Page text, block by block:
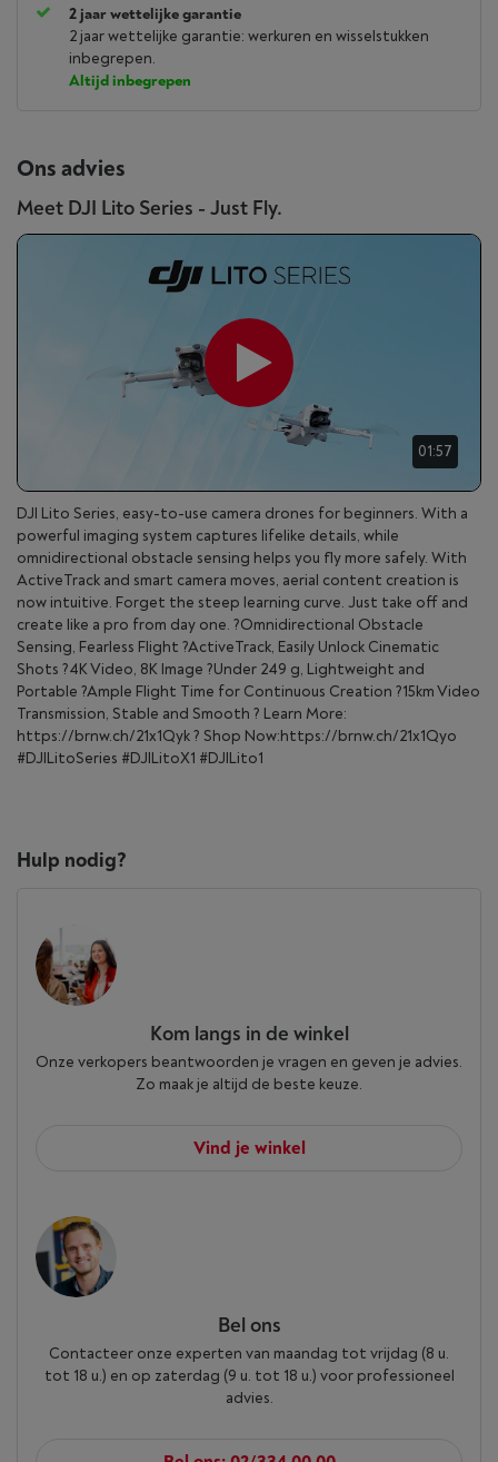
2 jaar wettelijke garantie
2 jaar wettelijke garantie: werkuren en wisselstukken
inbegrepen.
Altijd inbegrepen
Ons advies
Meet DJI Lito Series - Just Fly.
01:57
DJI Lito Series, easy-to-use camera drones for beginners. With a
powerful imaging system captures lifelike details, while
omnidirectional obstacle sensing helps you fly more safely. With
ActiveTrack and smart camera moves, aerial content creation is
now intuitive. Forget the steep learning curve. Just take off and
create like a pro from day one. ?Omnidirectional Obstacle
Sensing, Fearless Flight ?ActiveTrack, Easily Unlock Cinematic
Shots ?4K Video, 8K Image ?Under 249 g, Lightweight and
Portable ?Ample Flight Time for Continuous Creation ?15km Video
Transmission, Stable and Smooth ? Learn More:
https://brnw.ch/21x1Qyk ? Shop Now:https://brnw.ch/21x1Qyo
#DJILitoSeries #DJILitoX1 #DJILito1
Hulp nodig?
Kom langs in de winkel
Onze verkopers beantwoorden je vragen en geven je advies.
Zo maak je altijd de beste keuze.
Vind je winkel
Bel ons
Contacteer onze experten van maandag tot vrijdag (8 u.
tot 18 u.) en op zaterdag (9 u. tot 18 u.) voor professioneel
advies.